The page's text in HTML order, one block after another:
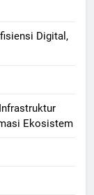
Digital,
Ekosistem